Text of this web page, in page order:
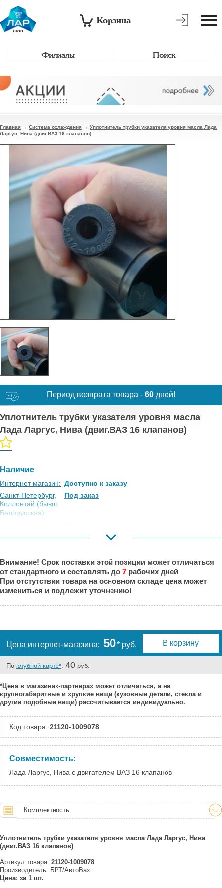
Корзина
Филиалы Поиск
Главная → Система охлаждения → Уплотнитель трубки указателя уровня масла Лада
Ларгус, Нива (двиг.ВАЗ 16 клапанов)
Период возврата товара - 60 дней!
Уплотнитель трубки указателя уровня масла
Лада Ларгус, Нива (двиг.ВАЗ 16 клапанов)
Наличие
Интернет магазин: Доступно к заказу
Санкт-Петербург,
Коллонтай (бывш.
Белорусская):
Под заказ
Порт:
Великий Новгород: Под заказ
Краснодар:
Под заказ
Челябинск:
Под заказ
Внимание! Срок поставки этой позиции может отличаться
от стандартного и составлять до 7 рабочих дней
При отстутствии товара на основном складе цена может
измениться и подлежит уточнению!
Цена интернет-магазина: 50* руб. В корзину
По клубной карте*: 40 руб.
*Цена в магазинах-партнерах может отличаться, а на
крупногабаритные и хрупкие вещи (кузовные детали, стекла и
другие подобные вещи) рассчитывается индивидуально.
Код товара: 21120-1009078
Совместимость:
Лада Ларгус, Нива с двигателем ВАЗ 16 клапанов
Комплектность
Уплотнитель трубки указателя уровня масла Лада Ларгус, Нива
(двиг.ВАЗ 16 клапанов)
Артикул товара: 21120-1009078
Производитель: БРТ/АвтоВаз
Цена: за 1 шт.